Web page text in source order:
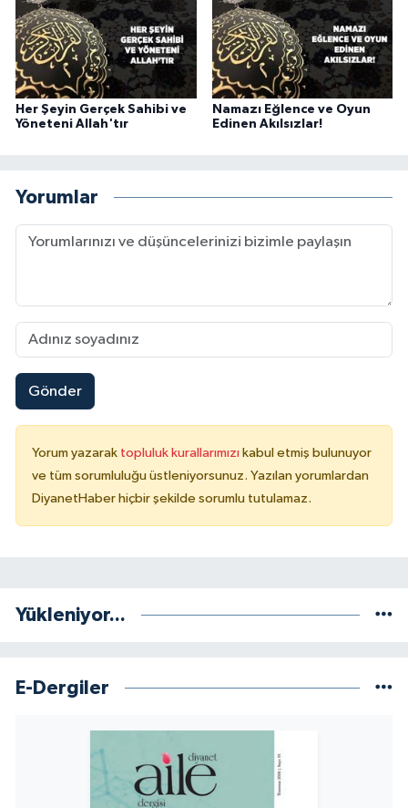
Her Şeyin Gerçek Sahibi ve
Yöneteni Allah'tır
Namazı Eğlence ve Oyun
Edinen Akılsızlar!
Yorumlar
Gönder
Yorum yazarak topluluk kurallarımızı kabul etmiş bulunuyor
ve tüm sorumluluğu üstleniyorsunuz. Yazılan yorumlardan
DiyanetHaber hiçbir şekilde sorumlu tutulamaz.
Yükleniyor...
E-Dergiler
Karaman Müftülüğü
Kars Müftülüğü
Kastamonu Müftülüğü
Kırklareli Müftülüğü
Kırşehir Müftülüğü
Kocaeli Müftülüğü
Konya Müftülüğü
Kütahya Müftülüğü
Mersin Müftülüğü
Muş Müftülüğü